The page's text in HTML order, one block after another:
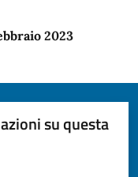
2023
su questa